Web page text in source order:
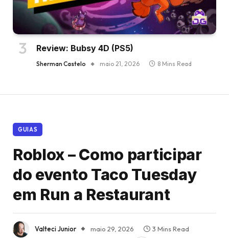
Review: Bubsy 4D (PS5)
Sherman Castelo maio 21, 2026 8 Mins Read
GUIAS
Roblox – Como participar
do evento Taco Tuesday
em Run a Restaurant
Valteci Junior maio 29, 2026 3 Mins Read